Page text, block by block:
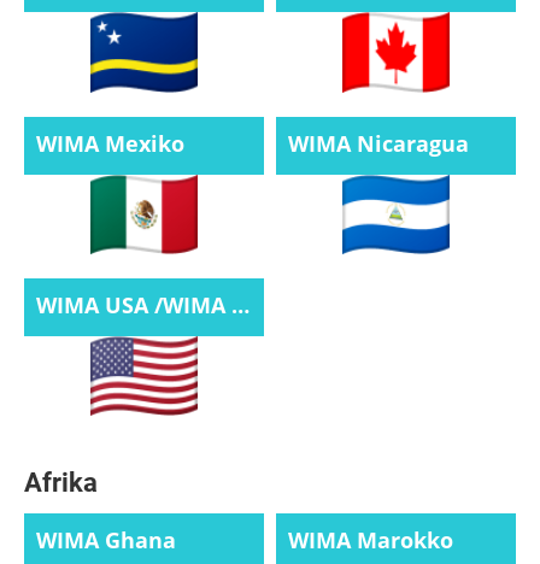
WIMA Mexiko WIMA Nicaragua
WIMA USA /WIMA World Int. Vice-President
Afrika
WIMA Ghana WIMA Marokko